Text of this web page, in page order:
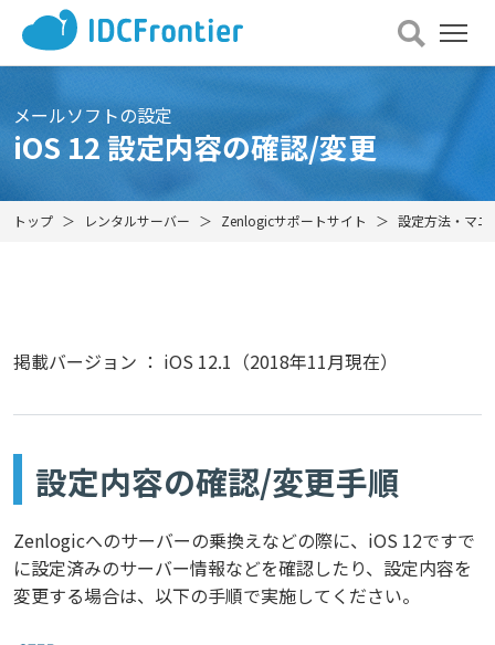
メ
ニュー
を
メールソフトの設定
iOS 12 設定内容の確認/変更
トップ レンタルサーバー Zenlogicサポートサイト 設定方法・マニ
掲載バージョン ： iOS 12.1（2018年11月現在）
設定内容の確認/変更手順
Zenlogicへのサーバーの乗換えなどの際に、iOS 12ですで
に設定済みのサーバー情報などを確認したり、設定内容を
変更する場合は、以下の手順で実施してください。